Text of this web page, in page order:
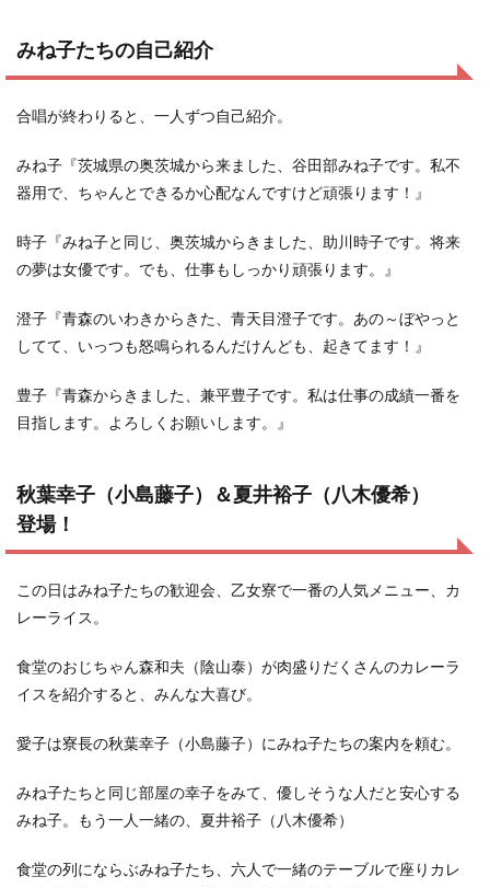
みね子たちの自己紹介
合唱が終わりると、一人ずつ自己紹介。
みね子『茨城県の奥茨城から来ました、谷田部みね子です。私不
器用で、ちゃんとできるか心配なんですけど頑張ります！』
時子『みね子と同じ、奥茨城からきました、助川時子です。将来
の夢は女優です。でも、仕事もしっかり頑張ります。』
澄子『青森のいわきからきた、青天目澄子です。あの～ぼやっと
してて、いっつも怒鳴られるんだけんども、起きてます！』
豊子『青森からきました、兼平豊子です。私は仕事の成績一番を
目指します。よろしくお願いします。』
秋葉幸子（小島藤子）＆夏井裕子（八木優希）
登場！
この日はみね子たちの歓迎会、乙女寮で一番の人気メニュー、カ
レーライス。
食堂のおじちゃん森和夫（陰山泰）が肉盛りだくさんのカレーラ
イスを紹介すると、みんな大喜び。
愛子は寮長の秋葉幸子（小島藤子）にみね子たちの案内を頼む。
みね子たちと同じ部屋の幸子をみて、優しそうな人だと安心する
みね子。もう一人一緒の、夏井裕子（八木優希）
食堂の列にならぶみね子たち、六人で一緒のテーブルで座りカレ